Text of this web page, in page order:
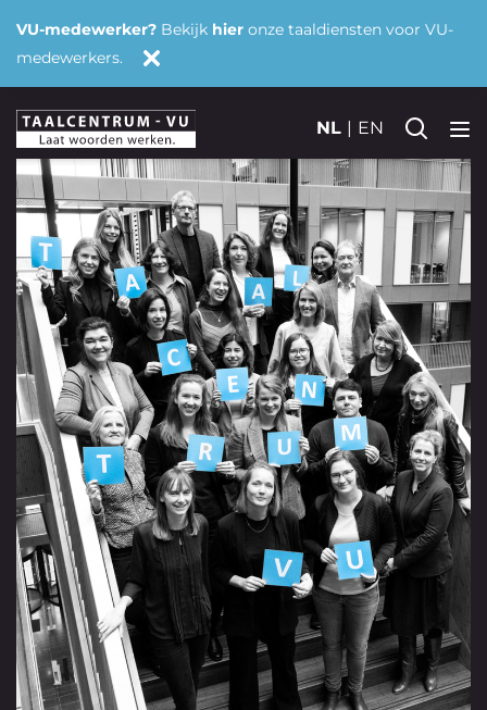
VU-medewerker? Bekijk hier onze taaldiensten voor VU-
medewerkers.
EN
NL